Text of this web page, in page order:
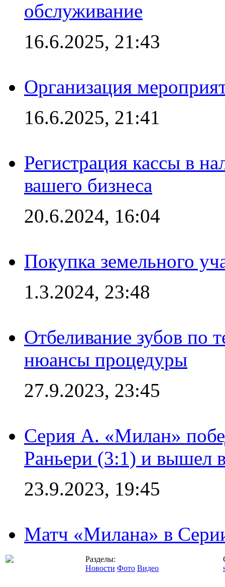
обслуживание
16.6.2025, 21:43
Организация
16.6.2025, 21:41
Регистрация кассы в
вашего бизнеса
20.6.2024, 16:04
Покупка земельного
1.3.2024, 23:48
Отбеливание зубов по
нюансы процедуры
27.9.2023, 23:45
Серия А. «Милан»
Раньери (3:1) и вышел
23.9.2023, 19:45
Матч «Милана» в
Разделы:
Новости Фото Видео